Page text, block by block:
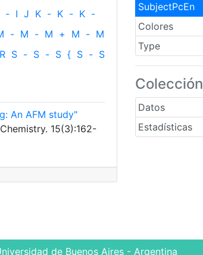
SubjectPcEn
Colores
Type
Colección
Datos
Estadísticas
- I J K - K - K -
- M - M + M - M
R S - S - S { S - S
An AFM study"
15(3):162-
de Buenos Aires - Argentina